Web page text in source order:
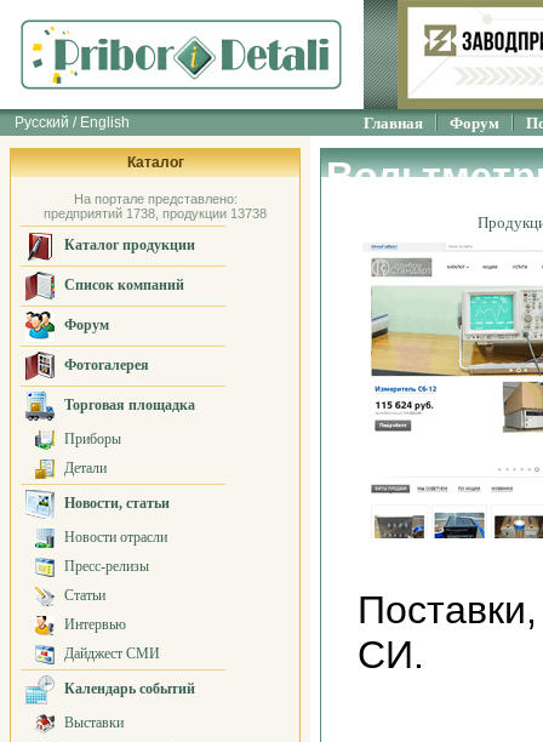
Русский / English Главная Форум
Каталог
На портале представлено:
предприятий 1738, продукции 13738
Каталог продукции
Список компаний
Форум
Фотогалерея
Торговая площадка
Приборы
Детали
Новости, статьи
Новости отрасли
Пресс-релизы
Статьи
Интервью
Дайджест СМИ
Календарь событий
Выставки
СИ.